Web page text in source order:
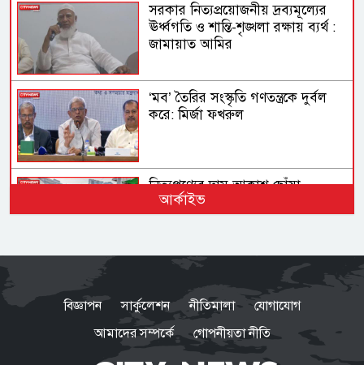
সরকার নিত্যপ্রয়োজনীয় দ্রব্যমূল্যের
ঊর্ধ্বগতি ও শান্তি-শৃঙ্খলা রক্ষায় ব্যর্থ :
জামায়াত আমির
‘মব’ তৈরির সংস্কৃতি গণতন্ত্রকে দুর্বল
করে: মির্জা ফখরুল
নিত্যপণ্যের দাম আকাশ ছোঁয়া,
বিপাকে নিম্নবিত্তরা
যেসব জেলায় ৬০ কিমি বেগে ঝড়ের
আর্কাইভ
বিজ্ঞাপন সার্কুলেশন নীতিমালা
যোগাযোগ
আমাদের সম্পর্কে
গোপনীয়তা নীতি